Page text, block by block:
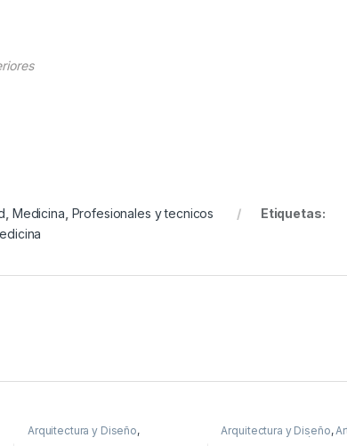
Medicina Profesionales y tecnicos
Etiquetas:
Arquitectura y Diseño,
Arquitectura y Urbanismo
Arquitectura y Diseño,
Afines
Decoración